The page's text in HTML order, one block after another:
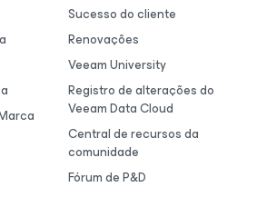
Sucesso do cliente
Renovações
Veeam University
Registro de alterações do
Veeam Data Cloud
Central de recursos da
comunidade
Fórum de P&D